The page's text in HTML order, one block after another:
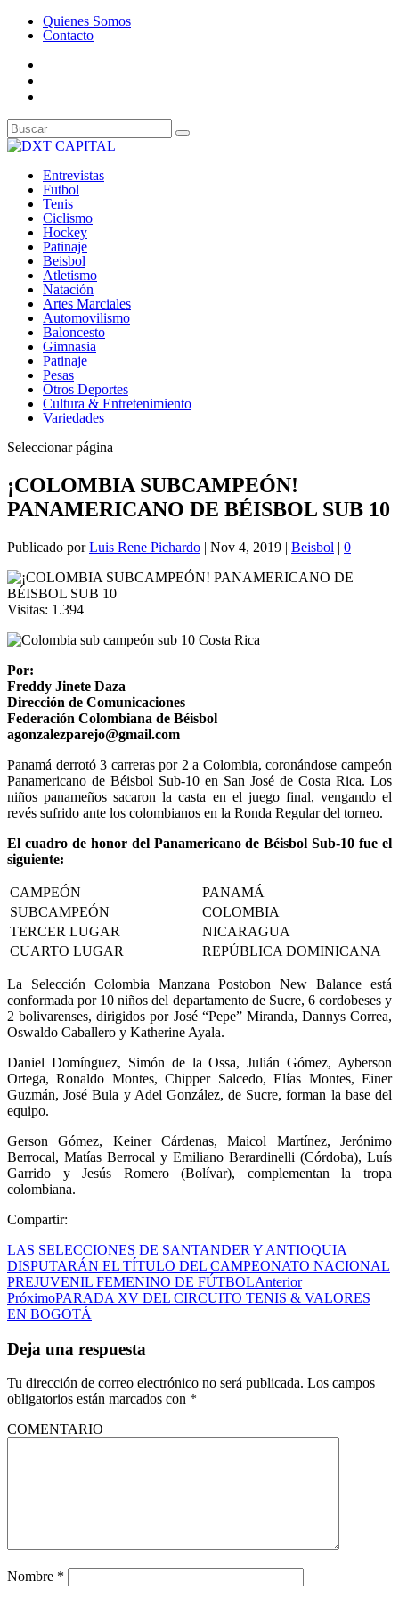
Quienes Somos
Contacto
Entrevistas
Futbol
Tenis
Ciclismo
Hockey
Patinaje
Beisbol
Atletismo
Natación
Artes Marciales
Automovilismo
Baloncesto
Gimnasia
Patinaje
Pesas
Otros Deportes
Cultura & Entretenimiento
Variedades
Seleccionar página
¡COLOMBIA SUBCAMPEÓN!
PANAMERICANO DE BÉISBOL SUB 10
Publicado porLuis Rene Pichardo | Nov 4, 2019 | Beisbol | 0
Visitas: 1.394
Por:
Freddy Jinete Daza
Dirección de Comunicaciones
Federación Colombiana de Béisbol
agonzalezparejo@gmail.com
Panamá derrotó 3 carreras por 2 a Colombia, coronándose campeón
Panamericano de Béisbol Sub-10 en San José de Costa Rica. Los
niños panameños sacaron la casta en el juego final, vengando el
revés sufrido ante los colombianos en la Ronda Regular del torneo.
El cuadro de honor del Panamericano de Béisbol Sub-10 fue el
siguiente:
CAMPEÓN
PANAMÁ
SUBCAMPEÓN
COLOMBIA
TERCER LUGAR
NICARAGUA
CUARTO LUGAR
REPÚBLICA DOMINICANA
La Selección Colombia Manzana Postobon New Balance está
conformada por 10 niños del departamento de Sucre, 6 cordobeses y
2 bolivarenses, dirigidos por José “Pepe” Miranda, Dannys Correa,
Oswaldo Caballero y Katherine Ayala.
Daniel Domínguez, Simón de la Ossa, Julián Gómez, Ayberson
Ortega, Ronaldo Montes, Chipper Salcedo, Elías Montes, Einer
Guzmán, José Bula y Adel González, de Sucre, forman la base del
equipo.
Gerson Gómez, Keiner Cárdenas, Maicol Martínez, Jerónimo
Berrocal, Matías Berrocal y Emiliano Berardinelli (Córdoba), Luís
Garrido y Jesús Romero (Bolívar), complementan la tropa
colombiana.
Compartir:
LAS SELECCIONES DE SANTANDER Y ANTIOQUIA
DISPUTARÁN EL TÍTULO DEL CAMPEONATO NACIONAL
PREJUVENIL FEMENINO DE FÚTBOLAnterior
PróximoPARADA XV DEL CIRCUITO TENIS & VALORES
EN BOGOTÁ
Deja una respuesta
Tu dirección de correo electrónico no será publicada. Los campos
obligatorios están marcados con *
COMENTARIO
Nombre *